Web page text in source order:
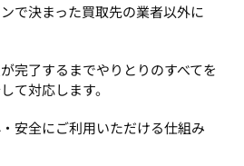
で決まった買取先の業者以外に
完了するまでやりとりのすべてを
て対応します。
安全にご利用いただける仕組み